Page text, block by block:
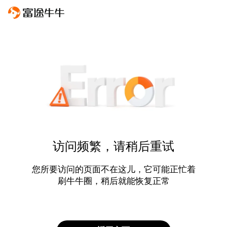
访问频繁，请稍后重试
您所要访问的页面不在这儿，它可能正忙着
刷牛牛圈，稍后就能恢复正常